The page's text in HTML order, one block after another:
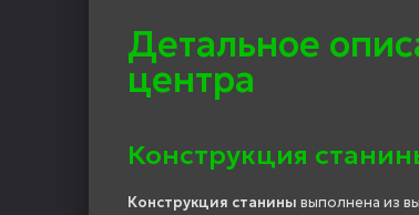
Детальное
центра
Конструкция
Конструкция станины выполнена из